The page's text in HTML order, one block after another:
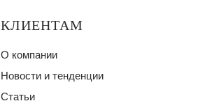
КЛИЕНТАМ
О компании
Новости и тенденции
Статьи